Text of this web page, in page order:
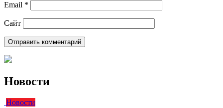
Email *
Сайт
Новости
Новости